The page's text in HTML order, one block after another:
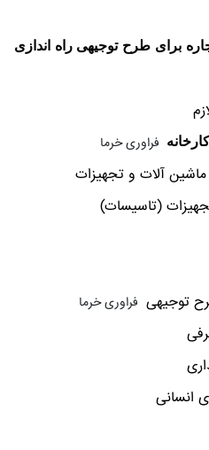
برای طرح توجیهی راه اندازی
فراوری خرما
آلات و تجهیزات
(تاسیسات)
توجیهی فراوری خرما
انسانی